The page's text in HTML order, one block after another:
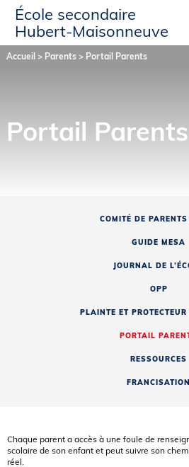
École secondaire
Hubert‑Maisonneuve
Accueil> Parents> Portail Parents
Portail Parents
COMITÉ DE
GUIDE MESA
JOURNAL DE
OPP
PLAINTE ET PROTECTEUR
PORTAIL
RESSOURCES
FRANCISATION
Chaque parent a accès à une foule de
scolaire de son enfant et peut suivre son
réel.